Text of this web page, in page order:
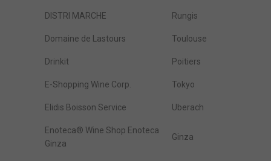
DISTRI MARCHE Rungis
Domaine de Lastours Toulouse
Drinkit Poitiers
E-Shopping Wine Corp. Tokyo
Elidis Boisson Service Uberach
Enoteca® Wine Shop Enoteca
Ginza
Ginza